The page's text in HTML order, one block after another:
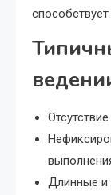
Длинные и